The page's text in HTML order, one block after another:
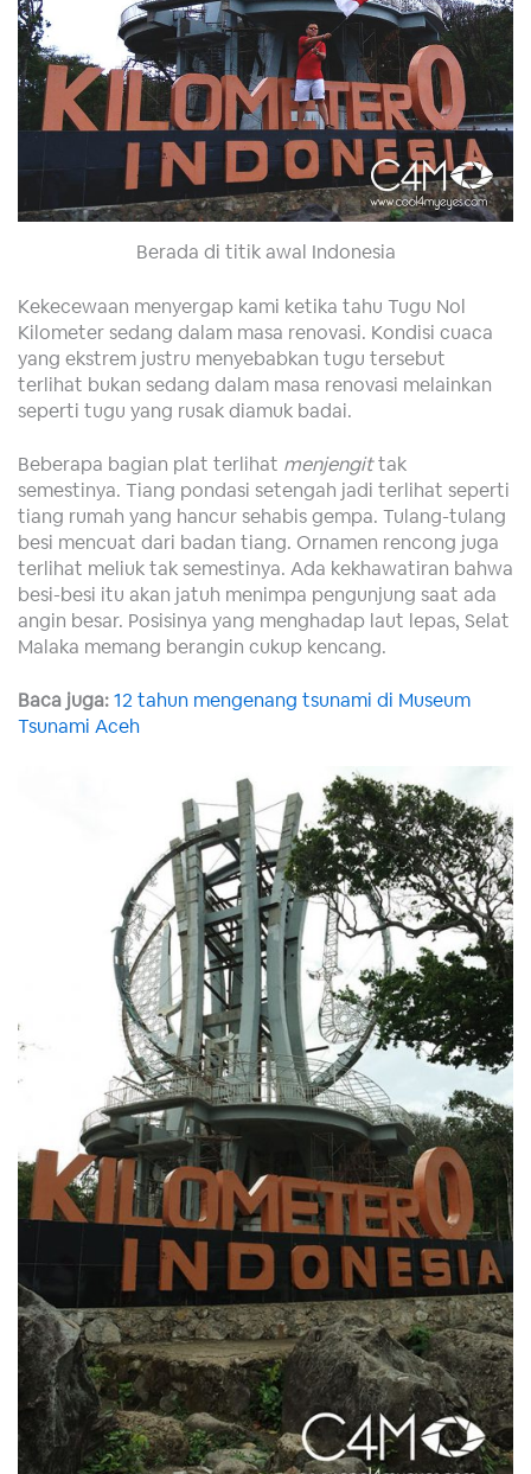
Berada di titik awal Indonesia
Kekecewaan menyergap kami ketika tahu Tugu Nol
Kilometer sedang dalam masa renovasi. Kondisi cuaca
yang ekstrem justru menyebabkan tugu tersebut
terlihat bukan sedang dalam masa renovasi melainkan
seperti tugu yang rusak diamuk badai.
Beberapa bagian plat terlihat menjengittak
semestinya. Tiang pondasi setengah jadi terlihat seperti
tiang rumah yang hancur sehabis gempa. Tulang-tulang
besi mencuat dari badan tiang. Ornamen rencong juga
terlihat meliuk tak semestinya. Ada kekhawatiran bahwa
besi-besi itu akan jatuh menimpa pengunjung saat ada
angin besar. Posisinya yang menghadap laut lepas, Selat
Malaka memang berangin cukup kencang.
Baca juga:12 tahun mengenang tsunami di Museum
Tsunami Aceh